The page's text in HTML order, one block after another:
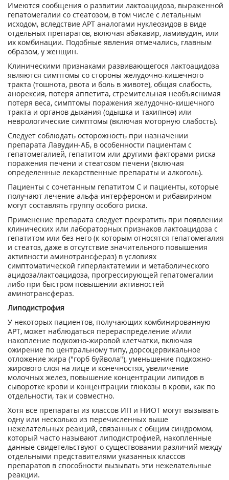
Имеются сообщения о развитии лактоацидоза, выраженной
гепатомегалии со стеатозом, в том числе с летальным
исходом, вследствие APT аналогами нуклеозидов в виде
отдельных препаратов, включая абакавир, ламивудин, или
их комбинации. Подобные явления отмечались, главным
образом, у женщин.
Клиническими признаками развивающегося лактоацидоза
являются симптомы со стороны желудочно-кишечного
тракта (тошнота, рвота и боль в животе), общая слабость,
анорексия, потеря аппетита, стремительная необъяснимая
потеря веса, симптомы поражения желудочно-кишечного
тракта и органов дыхания (одышка и тахипноэ) или
неврологические симптомы (включая моторную слабость).
Следует соблюдать осторожность при назначении
препарата Лавудин-АБ, в особенности пациентам с
гепатомегалией, гепатитом или другими факторами риска
поражения печени и стеатозом печени (включая
определенные лекарственные препараты и алкоголь).
Пациенты с сочетанным гепатитом С и пациенты, которые
получают лечение альфа-интерфероном и рибавирином
могут составлять группу особого риска.
Применение препарата следует прекратить при появлении
клинических или лабораторных признаков лактоацидоза с
гепатитом или без него (к которым относятся гепатомегалия
и стеатоз, даже в отсутствие значительного повышения
активности аминотрансфераз) в условиях
симптоматической гиперлактатемии и метаболического
ацидоза/лактоацидоза, прогрессирующей гепатомегалии
либо при быстром повышении активностей
аминотрансфераз.
Липодистрофия
У некоторых пациентов, получающих комбинированную
APT, может наблюдаться перераспределение и/или
накопление подкожно-жировой клетчатки, включая
ожирение по центральному типу, дорсоцервикальное
отложение жира ("горб буйвола"), уменьшение подкожно-
жирового слоя на лице и конечностях, увеличение
молочных желез, повышение концентрации липидов в
сыворотке крови и концентрации глюкозы в крови, как по
отдельности, так и совместно.
Хотя все препараты из классов ИП и НИОТ могут вызывать
одну или несколько из перечисленных выше
нежелательных реакций, связанных с общим синдромом,
который часто называют липодистрофией, накопленные
данные свидетельствуют о существовании различий между
отдельными представителями указанных классов
препаратов в способности вызывать эти нежелательные
реакции.